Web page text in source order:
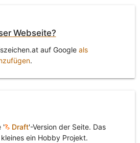
Webseite?
auf Google als
.
' Draft'-Version der Seite. Das
ein Hobby Projekt.